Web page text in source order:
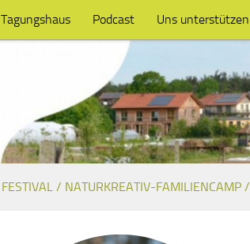
Tagungshaus Podcast Uns unterstützen
FESTIVAL / NATURKREATIV-FAMILIENCAMP /